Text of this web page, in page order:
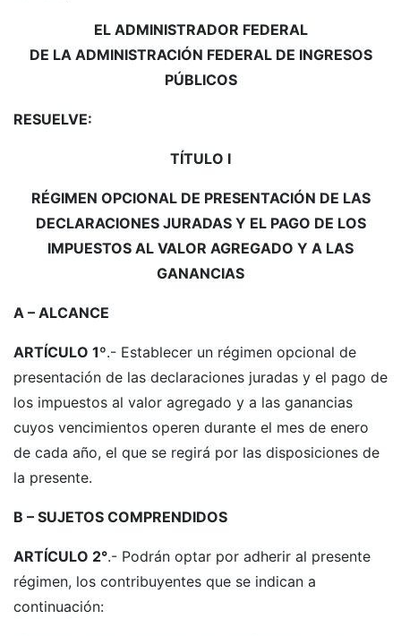
EL ADMINISTRADOR FEDERAL
DE LA ADMINISTRACIÓN FEDERAL DE INGRESOS
PÚBLICOS
RESUELVE:
TÍTULO I
RÉGIMEN OPCIONAL DE PRESENTACIÓN DE LAS
DECLARACIONES JURADAS Y EL PAGO DE LOS
IMPUESTOS AL VALOR AGREGADO Y A LAS
GANANCIAS
A – ALCANCE
ARTÍCULO 1º.- Establecer un régimen opcional de
presentación de las declaraciones juradas y el pago de
los impuestos al valor agregado y a las ganancias
cuyos vencimientos operen durante el mes de enero
de cada año, el que se regirá por las disposiciones de
la presente.
B – SUJETOS COMPRENDIDOS
ARTÍCULO 2°.- Podrán optar por adherir al presente
régimen, los contribuyentes que se indican a
continuación: